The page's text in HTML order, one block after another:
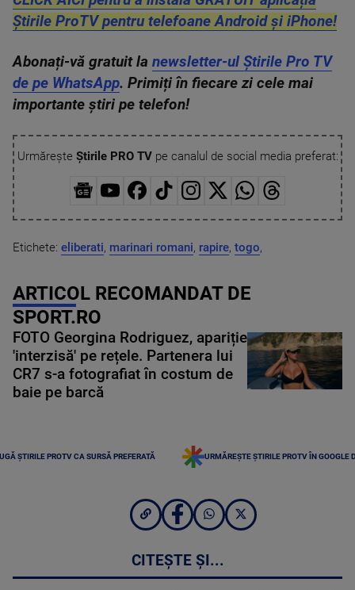
Știrile ProTV pentru telefoane Android și iPhone!
Abonați-vă gratuit la newsletter-ul Știrile Pro TV
de pe WhatsApp. Primiți în fiecare zi cele mai
importante știri pe telefon!
Urmărește Știrile PRO TVpe canalul de social media preferat:
Etichete: eliberati, marinari romani, rapire, togo,
ARTICOL RECOMANDAT DE
SPORT.RO
FOTO Georgina Rodriguez, apariție
'interzisă' pe rețele. Partenera lui
CR7 s-a fotografiat în costum de
baie pe barcă
ȘTIRILE PROTV CA SURSĂ PREFERATĂ URMĂREȘTE ȘTIRILE PROTV ÎN GOOGLE
CITEȘTE ȘI...